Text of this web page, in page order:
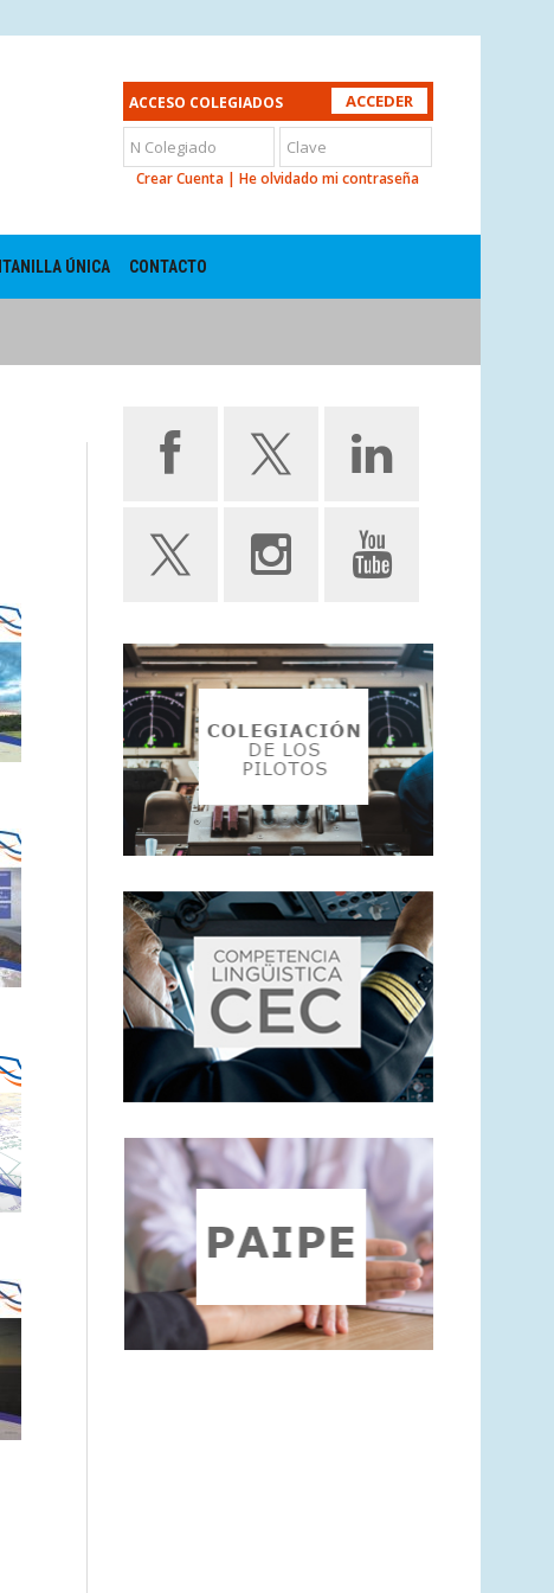
ACCESO COLEGIADOS
Crear Cuenta |He olvidado mi contraseña
ÚNICA CONTACTO